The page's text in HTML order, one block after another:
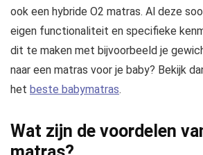
ook een hybride O2 matras. Al deze
eigen functionaliteit en specifieke
dit te maken met bijvoorbeeld je
naar een matras voor je baby? Bekijk
het beste babymatras.
Wat zijn de voordelen